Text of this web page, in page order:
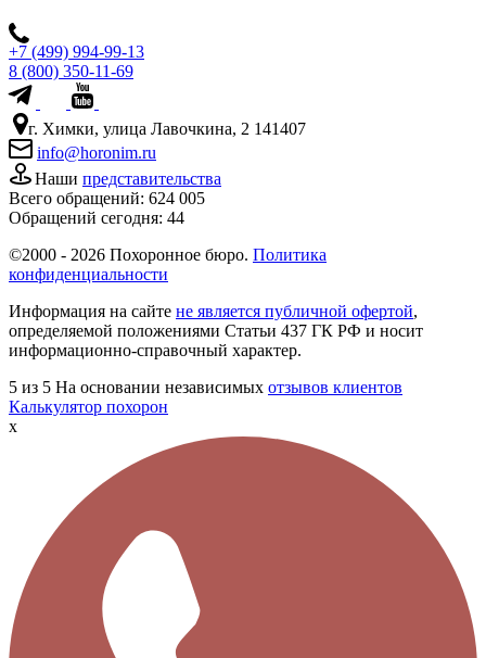
+7 (499) 994-99-13
8 (800) 350-11-69
г. Химки, улица Лавочкина, 2 141407
info@horonim.ru
Наши представительства
Всего обращений: 624 005
Обращений сегодня: 44
©2000 - 2026 Похоронное бюро. Политика
конфиденциальности
Информация на сайте не является публичной офертой,
определяемой положениями Статьи 437 ГК РФ и носит
информационно-справочный характер.
5 из 5 На основании независимых отзывов клиентов
Калькулятор похорон
x